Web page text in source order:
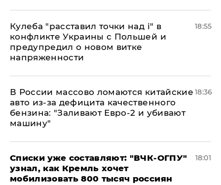
Кулеба "расставил точки над і" в
конфликте Украины с Польшей и
предупредил о новом витке
напряженности
18:55
В России массово ломаются китайские
авто из-за дефицита качественного
бензина: "Заливают Евро-2 и убивают
машину"
18:36
Списки уже составляют: "ВЧК-ОГПУ"
узнал, как Кремль хочет
мобилизовать 800 тысяч россиян
18:01